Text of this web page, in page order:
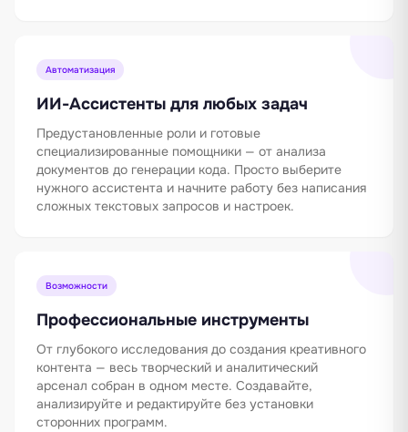
Автоматизация
ИИ-Ассистенты для любых задач
Предустановленные роли и готовые
специализированные помощники — от анализа
документов до генерации кода. Просто выберите
нужного ассистента и начните работу без написания
сложных текстовых запросов и настроек.
Возможности
Профессиональные инструменты
От глубокого исследования до создания креативного
контента — весь творческий и аналитический
арсенал собран в одном месте. Создавайте,
анализируйте и редактируйте без установки
сторонних программ.